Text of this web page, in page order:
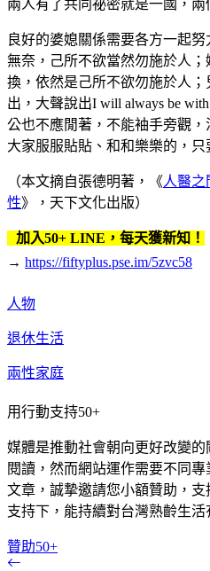
兩人有了共同祕密就是一國，
良好的婆媳關係需要各方一起
無奈，己所不欲當然勿施於人
換，依然是己所不欲勿施於人
出，大聲說出I will always be
公也不應閒著，不能袖手旁觀
大家服服貼貼、和和樂樂的，只
（本文摘自張德明著，《人醫
性》，天下文化出版）
加入50+ LINE，每天獲新知！
→ https://fiftyplus.pse.im/5zvc58
人物
退休生活
兩性家庭
用行動支持50+
媒體是推動社會朝向更好改變
閱讀，然而網站運作需要不同
文章，誠摯邀請您小額贊助，
支持下，能持續對台灣熟齡生活
贊助50+